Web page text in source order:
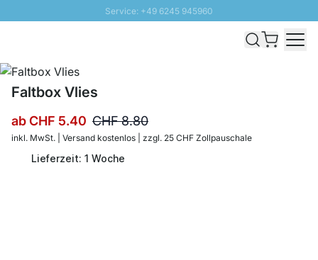
Service: +49 6245 945960
Faltbox Vlies
abCHF 5.40 CHF 8.80
inkl. MwSt. | Versand kostenlos | zzgl. 25 CHF Zollpauschale
Lieferzeit: 1 Woche